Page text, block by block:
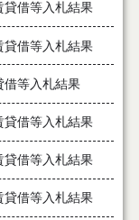
借等入札結果
借等入札結果
等入札結果
借等入札結果
借等入札結果
借等入札結果